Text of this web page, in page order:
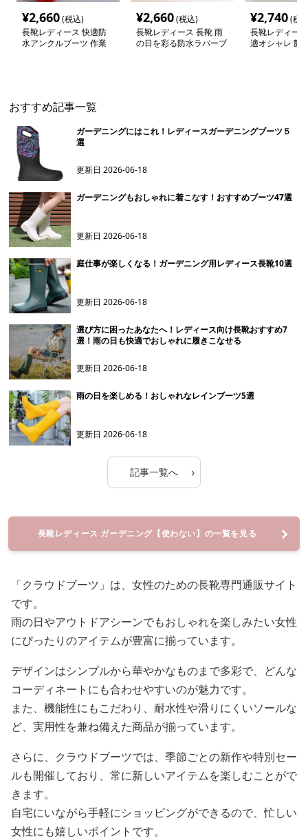
¥2,660(税込)
長靴レディース 快適防
水アンクルブーツ 作業
¥2,660(税込)
長靴レディース 長靴 雨
の日を彩る防水ラバーブ
¥2,740(税
長靴レディー
適オシャレ 艶
おすすめ記事一覧
ガーデニングにはこれ！レディースガーデニングブーツ５
選
更新日2026-06-18
ガーデニングもおしゃれに着こなす！おすすめブーツ47選
更新日2026-06-18
庭仕事が楽しくなる！ガーデニング用レディース長靴10選
更新日2026-06-18
選び方に困ったあなたへ！レディース向け長靴おすすめ7
選！雨の日も快適でおしゃれに履きこなせる
更新日2026-06-18
雨の日を楽しめる！おしゃれなレインブーツ5選
更新日2026-06-18
記事一覧へ ›
長靴レディース ガーデニング【使わない】の一覧を見る
「クラウドブーツ」は、女性のための長靴専門通販サイト
です。
雨の日やアウトドアシーンでもおしゃれを楽しみたい女性
にぴったりのアイテムが豊富に揃っています。
デザインはシンプルから華やかなものまで多彩で、どんな
コーディネートにも合わせやすいのが魅力です。
また、機能性にもこだわり、耐水性や滑りにくいソールな
ど、実用性を兼ね備えた商品が揃っています。
さらに、クラウドブーツでは、季節ごとの新作や特別セー
ルも開催しており、常に新しいアイテムを楽しむことがで
きます。
自宅にいながら手軽にショッピングができるので、忙しい
女性にも嬉しいポイントです。